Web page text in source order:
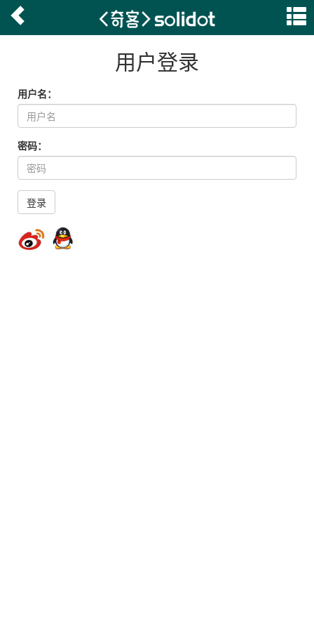
用户登录
用户名：
密码：
登录